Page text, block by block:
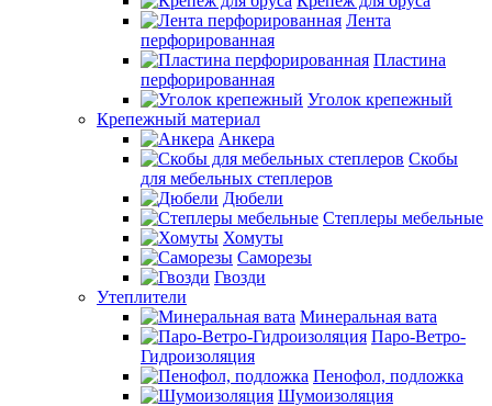
Лента
перфорированная
Пластина
перфорированная
Уголок крепежный
Крепежный материал
Анкера
Скобы
для мебельных степлеров
Дюбели
Степлеры мебельные
Хомуты
Саморезы
Гвозди
Утеплители
Минеральная вата
Паро-Ветро-
Гидроизоляция
Пенофол, подложка
Шумоизоляция